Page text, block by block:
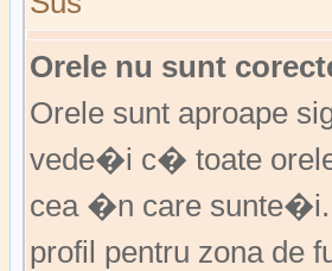
Orele nu sunt
Orele sunt aproape
vede�i c� toate
cea �n care
profil pentru zona de